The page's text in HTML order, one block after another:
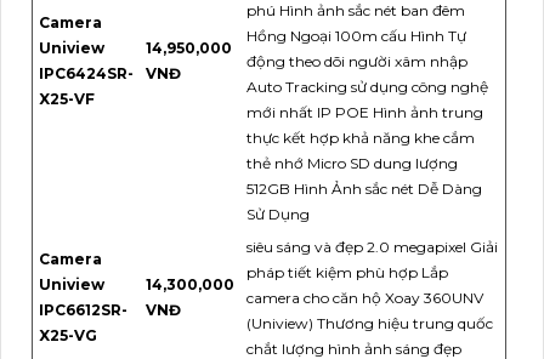
Camera
Uniview
IPC6424SR-
X25-VF
14,950,000
VNĐ
phú Hình ảnh sắc nét ban đêm
Hồng Ngoại 100m cấu Hình Tự
động theo dõi người xâm nhập
Auto Tracking sử dụng công nghệ
mới nhất IP POE Hình ảnh trung
thực kết hợp khả năng khe cắm
thẻ nhớ Micro SD dung lượng
512GB Hình Ảnh sắc nét Dễ Dàng
Sử Dụng
Camera
Uniview
IPC6612SR-
X25-VG
14,300,000
VNĐ
siêu sáng và đẹp 2.0 megapixel Giải
pháp tiết kiệm phù hợp Lắp
camera cho căn hộ Xoay 360UNV
(Uniview) Thương hiệu trung quốc
chắt lượng hình ảnh sáng đẹp